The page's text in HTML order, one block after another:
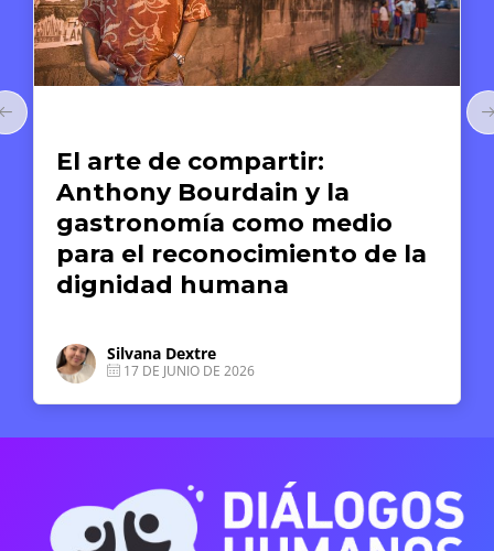
compartir:
y la
como medio
de la
humana
DE 2026
Arte y Derechos
Museo de
Derechos